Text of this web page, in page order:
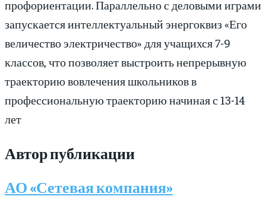
профориентации. Параллельно с деловыми играми
запускается интеллектуальный энергоквиз «Его
величество электричество» для учащихся 7-9
классов, что позволяет выстроить непрерывную
траекторию вовлечения школьников в
профессиональную траекторию начиная с 13-14
лет
Автор публикации
АО «Сетевая компания»